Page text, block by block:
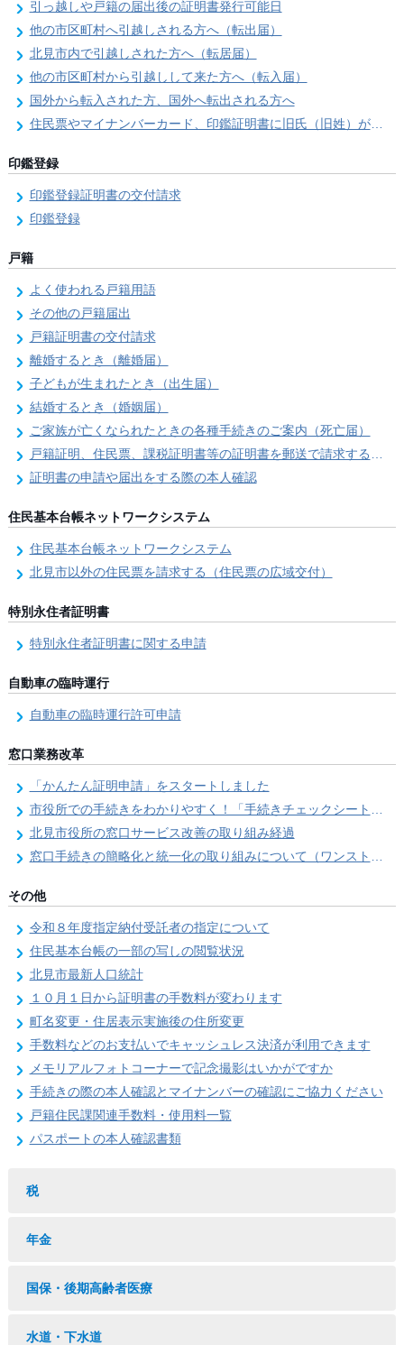
引っ越しや戸籍の届出後の証明書発行可能日
他の市区町村へ引越しされる方へ（転出届）
北見市内で引越しされた方へ（転居届）
他の市区町村から引越しして来た方へ（転入届）
国外から転入された方、国外へ転出される方へ
住民票やマイナンバーカード、印鑑証明書に旧氏（旧姓）が併記できるようになりました！
印鑑登録
印鑑登録証明書の交付請求
印鑑登録
戸籍
よく使われる戸籍用語
その他の戸籍届出
戸籍証明書の交付請求
離婚するとき（離婚届）
子どもが生まれたとき（出生届）
結婚するとき（婚姻届）
ご家族が亡くなられたときの各種手続きのご案内（死亡届）
戸籍証明、住民票、課税証明書等の証明書を郵送で請求する際の本人確認
証明書の申請や届出をする際の本人確認
住民基本台帳ネットワークシステム
住民基本台帳ネットワークシステム
北見市以外の住民票を請求する（住民票の広域交付）
特別永住者証明書
特別永住者証明書に関する申請
自動車の臨時運行
自動車の臨時運行許可申請
窓口業務改革
「かんたん証明申請」をスタートしました
市役所での手続きをわかりやすく！「手続きチェックシート」を導入しました
北見市役所の窓口サービス改善の取り組み経過
窓口手続きの簡略化と統一化の取り組みについて（ワンストップサービス推進事業）
その他
令和８年度指定納付受託者の指定について
住民基本台帳の一部の写しの閲覧状況
北見市最新人口統計
１０月１日から証明書の手数料が変わります
町名変更・住居表示実施後の住所変更
手数料などのお支払いでキャッシュレス決済が利用できます
メモリアルフォトコーナーで記念撮影はいかがですか
手続きの際の本人確認とマイナンバーの確認にご協力ください
戸籍住民課関連手数料・使用料一覧
パスポートの本人確認書類
税
年金
国保・後期高齢者医療
水道・下水道